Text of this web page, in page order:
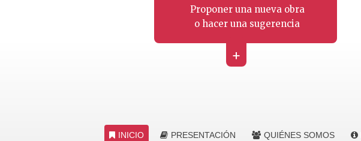
Proponer una nueva obra
o hacer una sugerencia
+
INICIO PRESENTACIÓN QUIÉNES SOMOS